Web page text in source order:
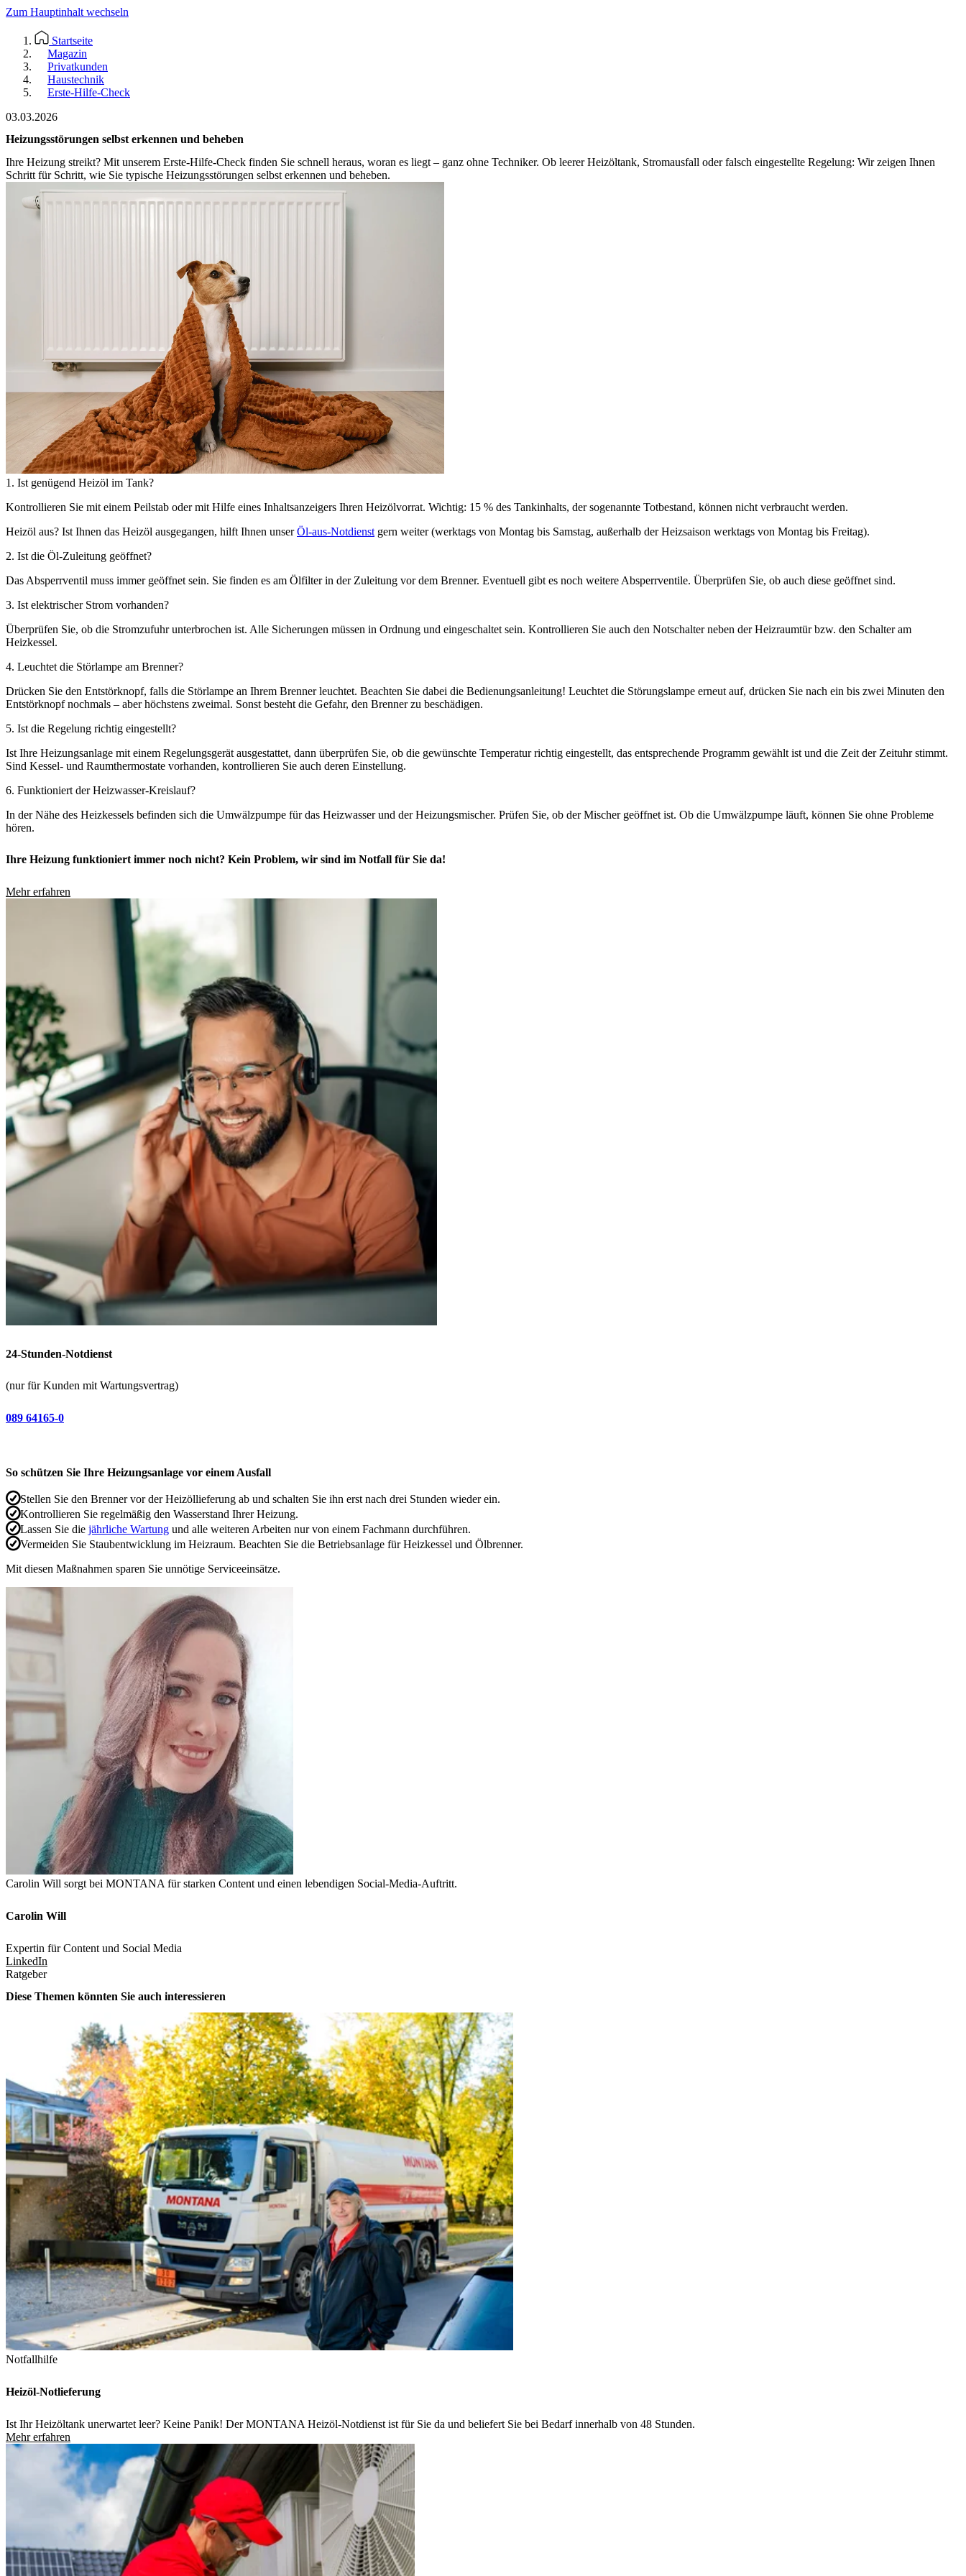
Zum Hauptinhalt wechseln
Startseite
Magazin
Privatkunden
Haustechnik
Erste-Hilfe-Check
03.03.2026
Heizungsstörungen selbst erkennen und beheben
Ihre Heizung streikt? Mit unserem Erste-Hilfe-Check finden Sie schnell heraus, woran es liegt – ganz ohne Techniker. Ob leerer Heizöltank, Stromausfall oder falsch eingestellte Regelung: Wir zeigen Ihnen
Schritt für Schritt, wie Sie typische Heizungsstörungen selbst erkennen und beheben.
1. Ist genügend Heizöl im Tank?
Kontrollieren Sie mit einem Peilstab oder mit Hilfe eines Inhaltsanzeigers Ihren Heizölvorrat. Wichtig: 15 % des Tankinhalts, der sogenannte Totbestand, können nicht verbraucht werden.
Heizöl aus? Ist Ihnen das Heizöl ausgegangen, hilft Ihnen unserÖl-aus-Notdienst gern weiter (werktags von Montag bis Samstag, außerhalb der Heizsaison werktags von Montag bis Freitag).
2. Ist die Öl-Zuleitung geöffnet?
Das Absperrventil muss immer geöffnet sein. Sie finden es am Ölfilter in der Zuleitung vor dem Brenner. Eventuell gibt es noch weitere Absperrventile. Überprüfen Sie, ob auch diese geöffnet sind.
3. Ist elektrischer Strom vorhanden?
Überprüfen Sie, ob die Stromzufuhr unterbrochen ist. Alle Sicherungen müssen in Ordnung und eingeschaltet sein. Kontrollieren Sie auch den Notschalter neben der Heizraumtür bzw. den Schalter am
Heizkessel.
4. Leuchtet die Störlampe am Brenner?
Drücken Sie den Entstörknopf, falls die Störlampe an Ihrem Brenner leuchtet. Beachten Sie dabei die Bedienungsanleitung! Leuchtet die Störungslampe erneut auf, drücken Sie nach ein bis zwei Minuten den
Entstörknopf nochmals – aber höchstens zweimal. Sonst besteht die Gefahr, den Brenner zu beschädigen.
5. Ist die Regelung richtig eingestellt?
Ist Ihre Heizungsanlage mit einem Regelungsgerät ausgestattet, dann überprüfen Sie, ob die gewünschte Temperatur richtig eingestellt, das entsprechende Programm gewählt ist und die Zeit der Zeituhr stimmt.
Sind Kessel- und Raumthermostate vorhanden, kontrollieren Sie auch deren Einstellung.
6. Funktioniert der Heizwasser-Kreislauf?
In der Nähe des Heizkessels befinden sich die Umwälzpumpe für das Heizwasser und der Heizungsmischer. Prüfen Sie, ob der Mischer geöffnet ist. Ob die Umwälzpumpe läuft, können Sie ohne Probleme
hören.
Ihre Heizung funktioniert immer noch nicht? Kein Problem, wir sind im Notfall für Sie da!
Mehr erfahren
24-Stunden-Notdienst
(nur für Kunden mit Wartungsvertrag)
089 64165-0
So schützen Sie Ihre Heizungsanlage vor einem Ausfall
Stellen Sie den Brenner vor der Heizöllieferung ab und schalten Sie ihn erst nach drei Stunden wieder ein.
Kontrollieren Sie regelmäßig den Wasserstand Ihrer Heizung.
Lassen Sie die jährliche Wartung und alle weiteren Arbeiten nur von einem Fachmann durchführen.
Vermeiden Sie Staubentwicklung im Heizraum. Beachten Sie die Betriebsanlage für Heizkessel und Ölbrenner.
Mit diesen Maßnahmen sparen Sie unnötige Serviceeinsätze.
Carolin Will sorgt bei MONTANA für starken Content und einen lebendigen Social-Media-Auftritt.
Carolin Will
Expertin für Content und Social Media
LinkedIn
Ratgeber
Diese Themen könnten Sie auch interessieren
Notfallhilfe
Heizöl-Notlieferung
Ist Ihr Heizöltank unerwartet leer? Keine Panik! Der MONTANA Heizöl-Notdienst ist für Sie da und beliefert Sie bei Bedarf innerhalb von 48 Stunden.
Mehr erfahren